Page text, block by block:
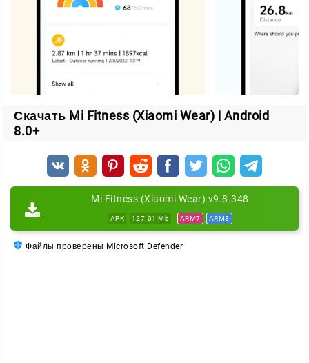
GPS-маршруты.Записывает трассы во время бега,
Напоминания.
событиях прямо на устройство.
Платежи с часов.
сопряжение с Mastercard.
Mi Fitness подойдёт и новичкам, и тем, кто
вернуть форму — приложение поддержит вас на
каждом этапе.
Скачать Mi Fitness (Xiaomi Wear) | Android
8.0+
Mi Fitness (Xiaomi Wear) v9.8.348
APK 127.01 Mb ARM7 ARM8
Файлы проверены Microsoft Defender